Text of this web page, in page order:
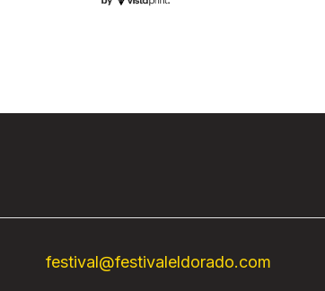
festival@festivaleldorado.com